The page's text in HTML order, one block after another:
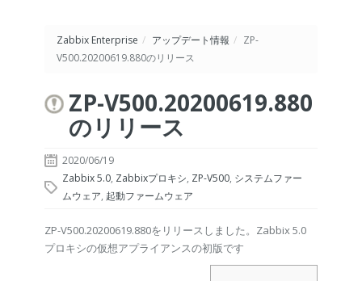
Zabbix Enterprise / アップデート情報 / ZP-
V500.20200619.880のリリース
ZP-V500.20200619.880
のリリース
2020/06/19
Zabbix 5.0, Zabbixプロキシ, ZP-V500, システムファー
ムウェア, 起動ファームウェア
ZP-V500.20200619.880をリリースしました。Zabbix 5.0
プロキシの仮想アプライアンスの初版です